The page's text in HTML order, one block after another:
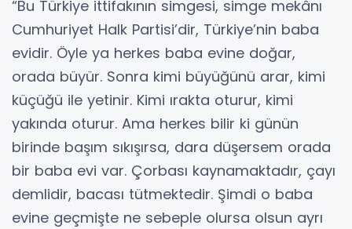
“Bu Türkiye ittifakının simgesi, simge mekânı
Cumhuriyet Halk Partisi’dir, Türkiye’nin baba
evidir. Öyle ya herkes baba evine doğar,
orada büyür. Sonra kimi büyüğünü arar, kimi
küçüğü ile yetinir. Kimi ırakta oturur, kimi
yakında oturur. Ama herkes bilir ki günün
birinde başım sıkışırsa, dara düşersem orada
bir baba evi var. Çorbası kaynamaktadır, çayı
demlidir, bacası tütmektedir. Şimdi o baba
evine geçmişte ne sebeple olursa olsun ayrı